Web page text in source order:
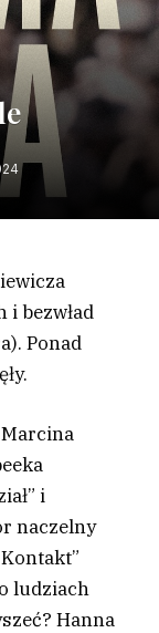
i bezwład
Ponad
i
naczelny
ludziach
Hanna